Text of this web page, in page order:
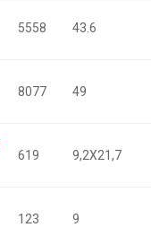
5558 43.6
8077 49
619 9,2X21,7
123 9